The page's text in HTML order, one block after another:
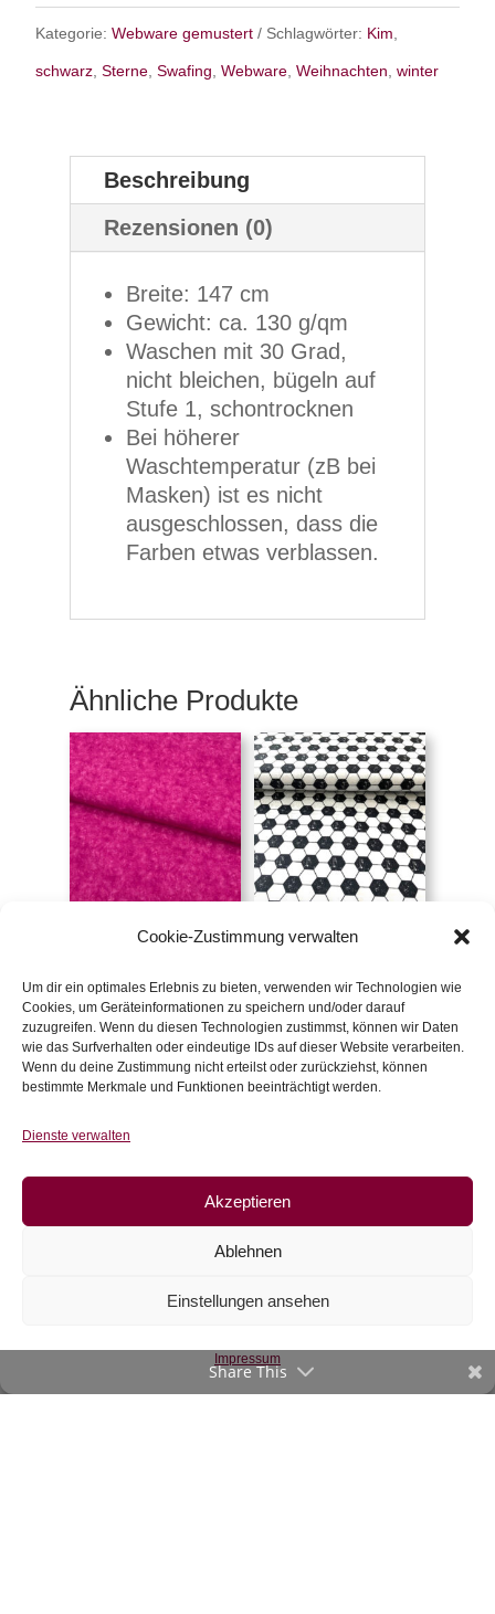
Cookie-Zustimmung verwalten
Um dir ein optimales Erlebnis zu bieten, verwenden wir Technologien wie
Cookies, um Geräteinformationen zu speichern und/oder darauf
zuzugreifen. Wenn du diesen Technologien zustimmst, können wir Daten
wie das Surfverhalten oder eindeutige IDs auf dieser Website verarbeiten.
Wenn du deine Zustimmung nicht erteilst oder zurückziehst, können
bestimmte Merkmale und Funktionen beeinträchtigt werden.
Dienste verwalten
Akzeptieren
Ablehnen
Einstellungen ansehen
Impressum
Kategorie:Webware gemustert Schlagwörter: Kim
schwarz ,Sterne ,Swafing ,Webware ,Weihnachten ,winter
Beschreibung
Rezensionen (0)
Breite: 147 cm
Gewicht: ca. 130 g/qm
Waschen mit 30 Grad,
nicht bleichen, bügeln auf
Stufe 1, schontrocknen
Bei höherer
Waschtemperatur (zB bei
Masken) ist es nicht
ausgeschlossen, dass die
Farben etwas verblassen.
Ähnliche Produkte
marmoriert
inkl. 20 % MwSt.
Zur Wunschliste
Fußball, schwarz-
inkl. 20 % MwSt.
Zur Wunschliste
Share This